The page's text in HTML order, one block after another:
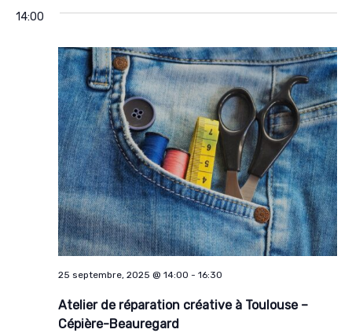
for
septembre,
2025
et
de
vues
une
14:00
Atelier de réparation créative à Toulouse –
Cépière-Beauregard
25 septembre, 2025 @ 14:00 - 16:30